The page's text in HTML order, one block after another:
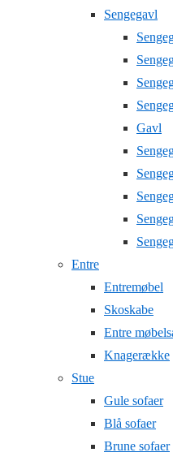
Sengegavl
Gavl
Entre
Entremøbel
Skoskabe
Entre
Knagerække
Stue
Gule sofaer
Blå sofaer
Brune sofaer